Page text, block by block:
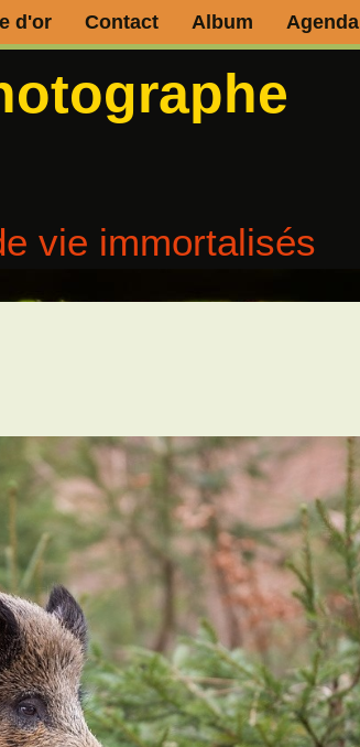
d'or Contact Album Agenda
vie immortalisés